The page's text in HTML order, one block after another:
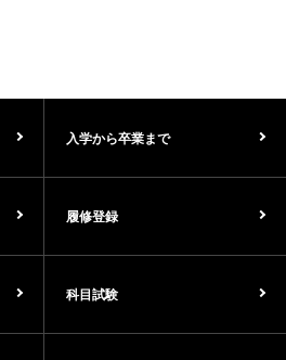
入学から卒業まで
履修登録
科目試験